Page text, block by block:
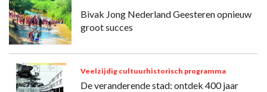
Bivak Jong Nederland Geesteren opnieuw
groot succes
Veelzijdig cultuurhistorisch programma
De veranderende stad: ontdek 400 jaar